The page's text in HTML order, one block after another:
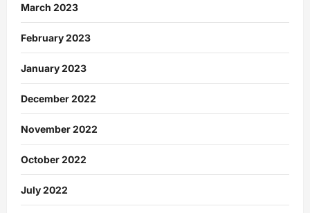
March 2023
February 2023
January 2023
December 2022
November 2022
October 2022
July 2022